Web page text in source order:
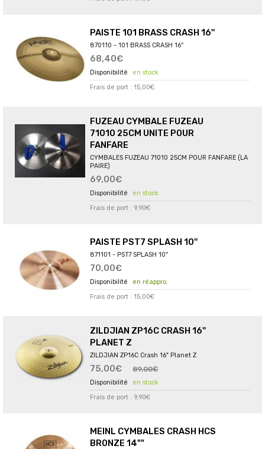
PAISTE 101 BRASS CRASH 16''
870110 - 101 BRASS CRASH 16''
68,40€
en stock
Frais de port : 15,00€
FUZEAU CYMBALE FUZEAU
71010 25CM UNITE POUR
FANFARE
CYMBALES FUZEAU 71010 25CM POUR FANFARE (LA
PAIRE)
69,00€
en stock
Frais de port : 9,90€
PAISTE PST7 SPLASH 10''
871101 - PST7 SPLASH 10''
70,00€
en réappro.
Frais de port : 15,00€
ZILDJIAN ZP16C CRASH 16''
PLANET Z
ZILDJIAN ZP16C Crash 16" Planet Z
75,00€ 89,00€
en stock
Frais de port : 9,90€
MEINL CYMBALES CRASH HCS
BRONZE 14""